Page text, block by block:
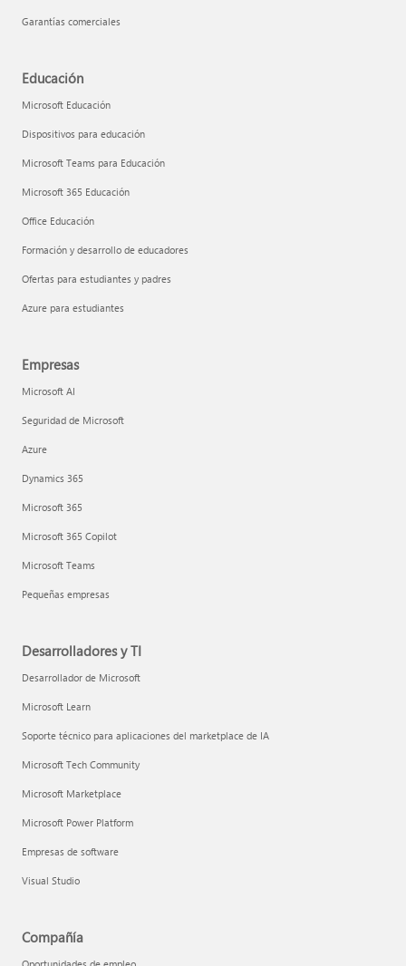
Garantías comerciales
Educación
Microsoft Educación
Dispositivos para educación
Microsoft Teams para Educación
Microsoft 365 Educación
Office Educación
Formación y desarrollo de educadores
Ofertas para estudiantes y padres
Azure para estudiantes
Empresas
Microsoft AI
Seguridad de Microsoft
Azure
Dynamics 365
Microsoft 365
Microsoft 365 Copilot
Microsoft Teams
Pequeñas empresas
Desarrolladores y TI
Desarrollador de Microsoft
Microsoft Learn
Soporte técnico para aplicaciones del marketplace de IA
Microsoft Tech Community
Microsoft Marketplace
Microsoft Power Platform
Empresas de software
Visual Studio
Compañía